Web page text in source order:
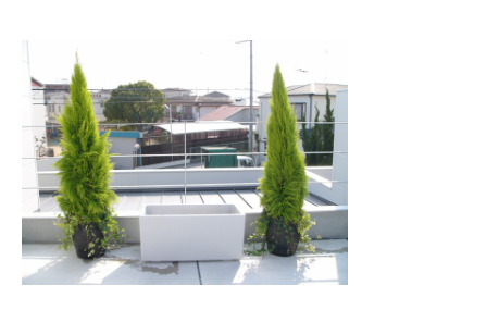
が
あ
で
ん
ー
ス
な
ら
阪
・
株
テ
ラ
ス
2015
年
5
月
19